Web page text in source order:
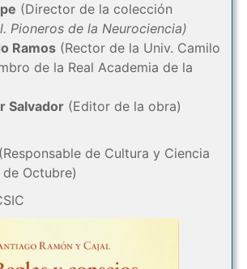
(Director de la colección
Pioneros de la Neurociencia)
Ramos(Rector de la Univ. Camilo
de la Real Academia de la
Salvador(Editor de la obra)
(Responsable de Cultura y Ciencia
Octubre)